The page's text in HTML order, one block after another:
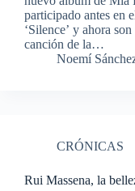
participado antes en
‘Silence’ y ahora
canción de la…
Noemí
CRÓNICAS
Rui Massena, la